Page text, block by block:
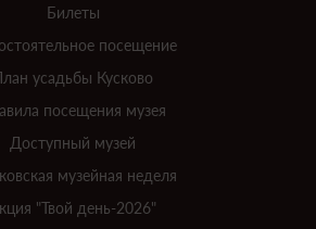
Билеты
посещение
усадьбы Кусково
посещения музея
Доступный музей
музейная неделя
"Твой день-2026"